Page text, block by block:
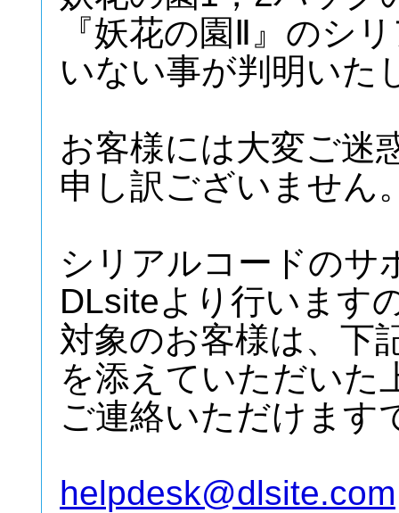
『妖花の園Ⅱ』のシ
いない事が判明いた
お客様には大変ご迷
申し訳ございません
シリアルコードのサ
DLsiteより行います
対象のお客様は、下
を添えていただいた
ご連絡いただけます
helpdesk@dlsite.com